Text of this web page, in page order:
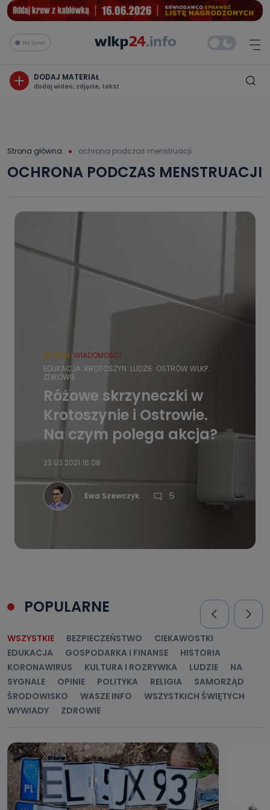
Na żywo
DODAJ MATERIAŁ
dodaj wideo, zdjęcie, tekst
Strona główna ochrona podczas menstruacji
OCHRONA PODCZAS MENSTRUACJI
REGION WIADOMOŚCI
EDUKACJA KROTOSZYN LUDZIE OSTRÓW WLKP.
ZDROWIE
Różowe skrzyneczki w
Krotoszynie i Ostrowie.
Na czym polega akcja?
23.03.2021 16:08
Ewa Szewczyk 5
POPULARNE
WSZYSTKIE BEZPIECZEŃSTWO
CIEKAWOSTKI
EDUKACJA
GOSPODARKA I FINANSE
HISTORIA
KORONAWIRUS
KULTURA I ROZRYWKA LUDZIE
NA
SYGNALE
OPINIE POLITYKA RELIGIA
SAMORZĄD
ŚRODOWISKO
WASZE INFO
WSZYSTKICH ŚWIĘTYCH
WYWIADY
ZDROWIE